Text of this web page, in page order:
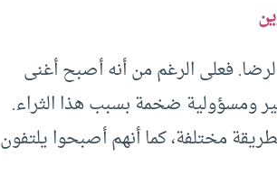
فعلى الرغم من أنه أصبح أغنى
ومسؤولية ضخمة بسبب هذا الثراء.
مختلفة، كما أنهم أصبحوا يلتفون